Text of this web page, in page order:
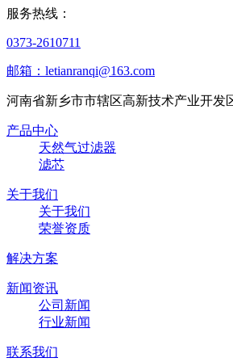
服务热线：
0373-2610711
邮箱：letianranqi@163.com
河南省新乡市市辖区高新技术产业开发
产品中心
天然气过滤器
滤芯
关于我们
关于我们
荣誉资质
解决方案
新闻资讯
公司新闻
行业新闻
联系我们